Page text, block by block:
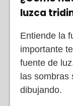
luzca
Entiende la
importante
fuente de
las
dibujando.